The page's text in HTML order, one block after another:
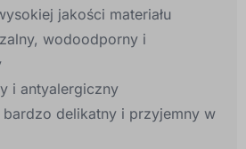
jakości materiału
wodoodporny i
i antyalergiczny
delikatny i przyjemny w